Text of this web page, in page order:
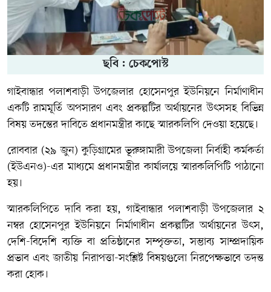
ছবি : চেকপোস্ট
গাইবান্ধার পলাশবাড়ী উপজেলার হোসেনপুর ইউনিয়নে নির্মাণাধীন
একটি রামমূর্তি অপসারণ এবং প্রকল্পটির অর্থায়নের উৎসসহ বিভিন্ন
বিষয় তদন্তের দাবিতে প্রধানমন্ত্রীর কাছে স্মারকলিপি দেওয়া হয়েছে।
রোববার (২৯ জুন) কুড়িগ্রামের ভূরুঙ্গামারী উপজেলা নির্বাহী কর্মকর্তা
(ইউএনও)-এর মাধ্যমে প্রধানমন্ত্রীর কার্যালয়ে স্মারকলিপিটি পাঠানো
হয়।
স্মারকলিপিতে দাবি করা হয়, গাইবান্ধার পলাশবাড়ী উপজেলার ২
নম্বর হোসেনপুর ইউনিয়নে নির্মাণাধীন প্রকল্পটির অর্থায়নের উৎস,
দেশি-বিদেশি ব্যক্তি বা প্রতিষ্ঠানের সম্পৃক্ততা, সম্ভাব্য সাম্প্রদায়িক
প্রভাব এবং জাতীয় নিরাপত্তা-সংশ্লিষ্ট বিষয়গুলো নিরপেক্ষভাবে তদন্ত
করা হোক।